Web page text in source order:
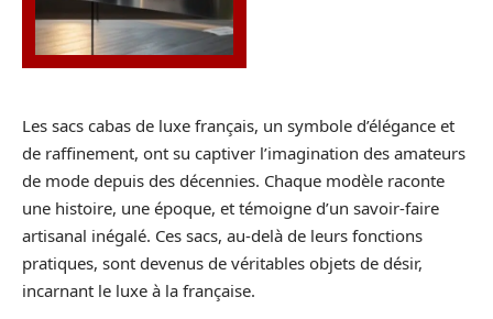
Les sacs cabas de luxe français, un symbole d’élégance et
de raffinement, ont su captiver l’imagination des amateurs
de mode depuis des décennies. Chaque modèle raconte
une histoire, une époque, et témoigne d’un savoir-faire
artisanal inégalé. Ces sacs, au-delà de leurs fonctions
pratiques, sont devenus de véritables objets de désir,
incarnant le luxe à la française.